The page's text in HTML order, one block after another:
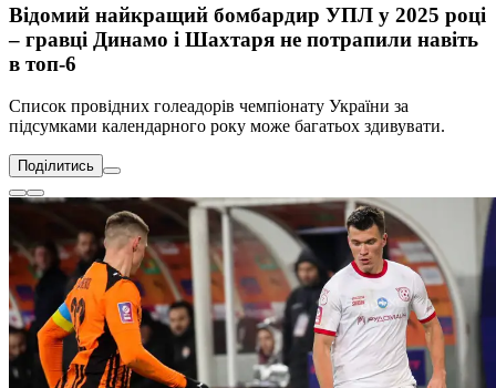
Відомий найкращий бомбардир УПЛ у 2025 році
– гравці Динамо і Шахтаря не потрапили навіть
в топ-6
Список провідних голеадорів чемпіонату України за
підсумками календарного року може багатьох здивувати.
Поділитись